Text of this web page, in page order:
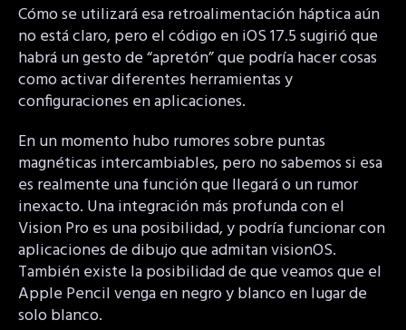
Cómo se utilizará esa retroalimentación háptica aún
no está claro, pero el código en iOS 17.5 sugirió que
habrá un gesto de “apretón” que podría hacer cosas
como activar diferentes herramientas y
configuraciones en aplicaciones.
En un momento hubo rumores sobre puntas
magnéticas intercambiables, pero no sabemos si esa
es realmente una función que llegará o un rumor
inexacto. Una integración más profunda con el
Vision Pro es una posibilidad, y podría funcionar con
aplicaciones de dibujo que admitan visionOS.
También existe la posibilidad de que veamos que el
Apple Pencil venga en negro y blanco en lugar de
solo blanco.